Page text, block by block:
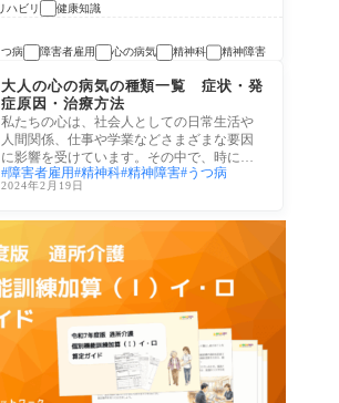
ハビリ 健康知識
つ病 障害者雇用 心の病気 精神科 精神障害
大人の心の病気の種類一覧 症状・発
症原因・治療方法
私たちの心は、社会人としての日常生活や
人間関係、仕事や学業などさまざまな要因
に影響を受けています。その中で、時には
心が疲
障害者雇用 精神科 精神障害 うつ病
2024年2月19日